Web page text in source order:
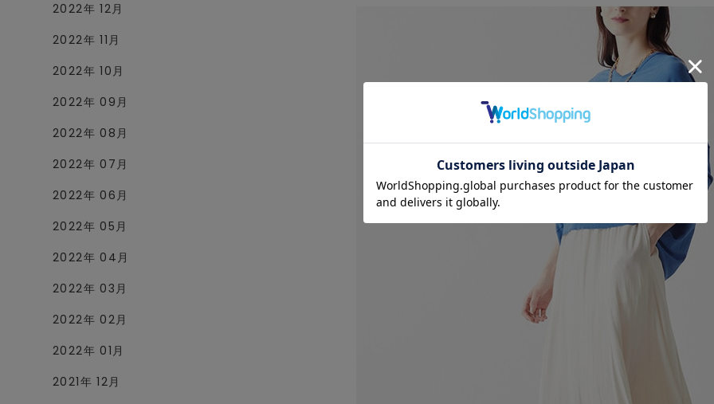
2022年 12月
2022年 11月
2022年 10月
2022年 09月
2022年 08月
2022年 07月
2022年 06月
2022年 05月
2022年 04月
2022年 03月
2022年 02月
2022年 01月
2021年 12月